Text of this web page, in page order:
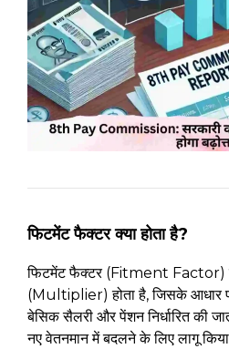
फिटमेंट फैक्टर क्या होता है?
फिटमेंट फैक्टर (Fitment Factor)
(Multiplier) होता है, जिसके आधार पर
बेसिक सैलरी और पेंशन निर्धारित की
नए वेतनमान में बदलने के लिए लागू किया